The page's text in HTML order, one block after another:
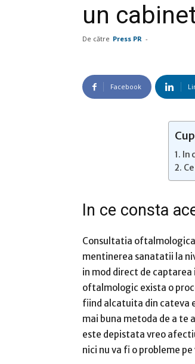
un
De către Press PR -
Facebook
In
In ce consta
Consultatia
mentinerea sanatatii la
in mod direct de
oftalmologic exista o
fiind alcatuita din cateva
mai buna metoda de a te
este depistata vreo
nici nu va fi o probleme